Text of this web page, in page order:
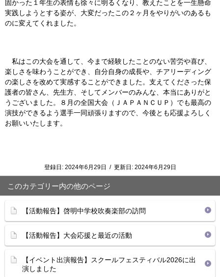
固かった１年生の表情も徐々に明るくなり、教えたことを一生懸命
実践しようとする姿が、大変だったこの２ヶ月をやりがいのあるも
のに変えてくれました。
私はこの大会を通して、今まで経験したことのない苦労や喜び、
楽しさを味わうことができ、自分自身の成長や、チアリーディング
の楽しさを改めて実感することができました。支えてくださった保
護者の皆さん、先生方、そしてメンバーのみんな、本当にありがと
うございました。８月の全国大会（ＪＡＰＡＮＣＵＰ）でも最高の
演技ができるよう選手一同頑張りますので、今後とも応援よろしく
お願いいたします。
登録日: 2024年6月29日 / 更新日: 2024年6月29日
このカテゴリー内の他のページ
【活動報告】啓明中学校吹奏楽部の訪問
【活動報告】大会応援と最近の活動
【イベント出演報告】スクールフェスティバル2026に出
演しました